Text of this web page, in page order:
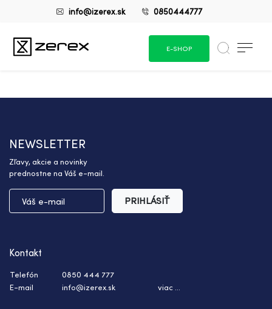
info@izerex.sk 0850444777
E-SHOP
NEWSLETTER
Zľavy, akcie a novinky
prednostne na Váš e-mail.
PRIHLÁSIŤ
Kontakt
Telefón
0850 444 777
E-mail
info@izerex.sk viac ...